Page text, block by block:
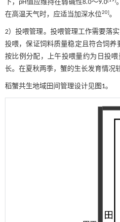
下，pH值应维持在弱碱性8.0～9.0
在高温天气时，应适当加深水位20]。
2）投喂管理。投喂管理工作需要落
投喂，保证饲料质量稳定且符合饲
按比例分配，上午投喂量约为日投
长。在夏秋两季，蟹的生长发育情况
稻蟹共生地域田间管理设计见图1。